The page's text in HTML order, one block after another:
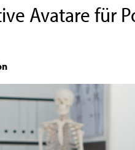
Avatare für